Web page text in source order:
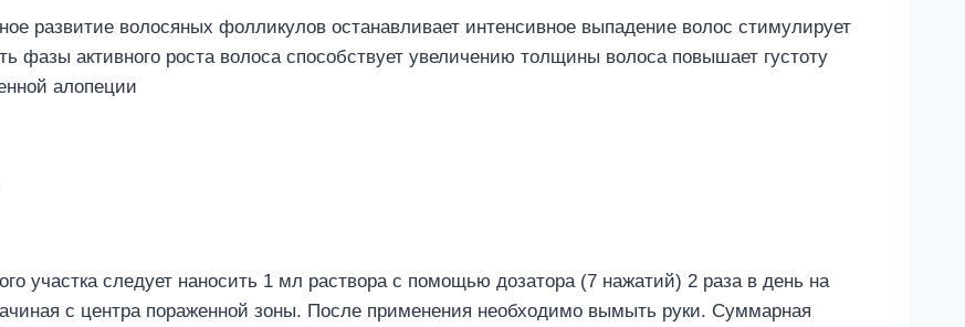
развитие волосяных фолликулов останавливает интенсивное выпадение волос стимулирует
фазы активного роста волоса способствует увеличению толщины волоса повышает густоту
алопеции
участка следует наносить 1 мл раствора с помощью дозатора (7 нажатий) 2 раза в день на
с центра пораженной зоны. После применения необходимо вымыть руки. Суммарная